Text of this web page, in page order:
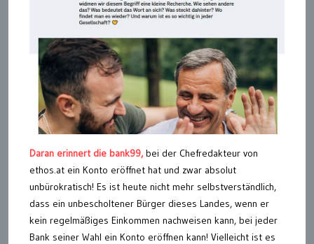
Daran erinnert die bank99, bei der Chefredakteur von
ethos.at ein Konto eröffnet hat und zwar absolut
unbürokratisch! Es ist heute nicht mehr selbstverständlich,
dass ein unbescholtener Bürger dieses Landes, wenn er
kein regelmäßiges Einkommen nachweisen kann, bei jeder
Bank seiner Wahl ein Konto eröffnen kann! Vielleicht ist es